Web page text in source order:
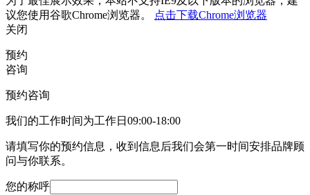
议您使用谷歌Chrome浏览器。
点击下载Chrome浏览器
关闭
预约
咨询
预约咨询
我们的工作时间为工作日09:00-18:00
请填写你的预约信息，收到信息后我们会第一时间安排品牌顾
问与你联系。
您的称呼